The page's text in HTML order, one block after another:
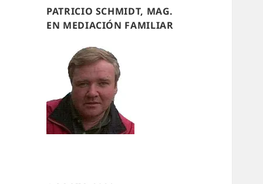
PATRICIO SCHMIDT, MAG.
EN MEDIACIÓN FAMILIAR